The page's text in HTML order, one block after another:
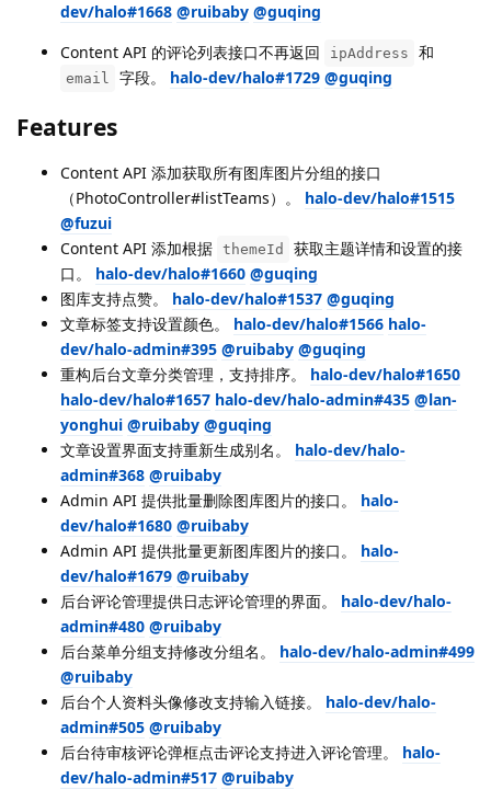
dev/halo#1668 @ruibaby @guqing
Content API 的评论列表接口不再返回
ipAddress 和
email 字段。 halo-dev/halo#1729 @guqing
Features
Content API 添加获取所有图库图片分组的接口
（PhotoController#listTeams）。 halo-dev/halo#1515
@fuzui
Content API 添加根据 themeId
获取主题详情和设置的接
口。 halo-dev/halo#1660 @guqing
图库支持点赞。 halo-dev/halo#1537 @guqing
文章标签支持设置颜色。 halo-dev/halo#1566 halo-
dev/halo-admin#395 @ruibaby @guqing
重构后台文章分类管理，支持排序。 halo-dev/halo#1650
halo-dev/halo#1657 halo-dev/halo-admin#435 @lan-
yonghui @ruibaby @guqing
文章设置界面支持重新生成别名。 halo-dev/halo-
admin#368 @ruibaby
Admin API 提供批量删除图库图片的接口。 halo-
dev/halo#1680 @ruibaby
Admin API 提供批量更新图库图片的接口。 halo-
dev/halo#1679 @ruibaby
后台评论管理提供日志评论管理的界面。 halo-dev/halo-
admin#480 @ruibaby
后台菜单分组支持修改分组名。 halo-dev/halo-admin#499
@ruibaby
后台个人资料头像修改支持输入链接。 halo-dev/halo-
admin#505 @ruibaby
后台待审核评论弹框点击评论支持进入评论管理。 halo-
dev/halo-admin#517 @ruibaby